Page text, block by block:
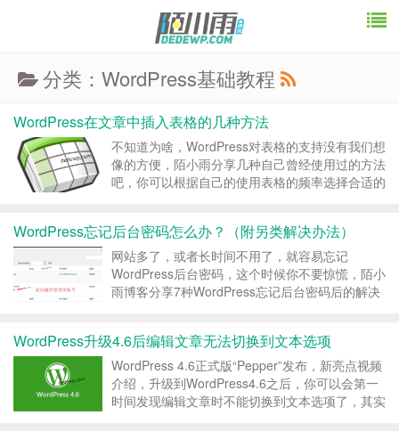
分类：WordPress基础教程
WordPress在文章中插入表格的几种方法
不知道为啥，WordPress对表格的支持没有我们想
像的方便，陌小雨分享几种自己曾经使用过的方法
吧，你可以根据自己的使用表格的频率选择合适的
频率是高还是低。如果网站中大量使用表格，或者
表格的内...
WordPress忘记后台密码怎么办？（附另类解决办法）
网站多了，或者长时间不用了，就容易忘记
WordPress后台密码，这个时候你不要惊慌，陌小
雨博客分享7种WordPress忘记后台密码后的解决
麻烦。 2、使用找回密码功能。WordP...
WordPress升级4.6后编辑文章无法切换到文本选项
WordPress 4.6正式版“Pepper”发布，新亮点视频
介绍，升级到WordPress4.6之后，你可以会第一
时间发现编辑文章时不能切换到文本选项了，其实